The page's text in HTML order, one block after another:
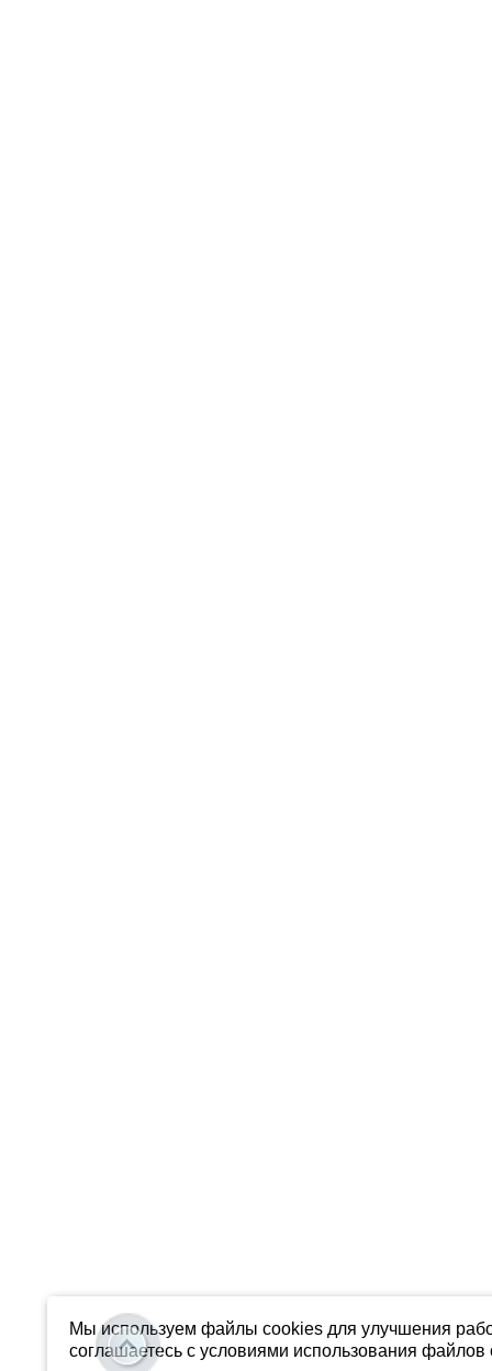
Мы используем файлы cookies для улучшения
соглашаетесь с условиями использования файлов